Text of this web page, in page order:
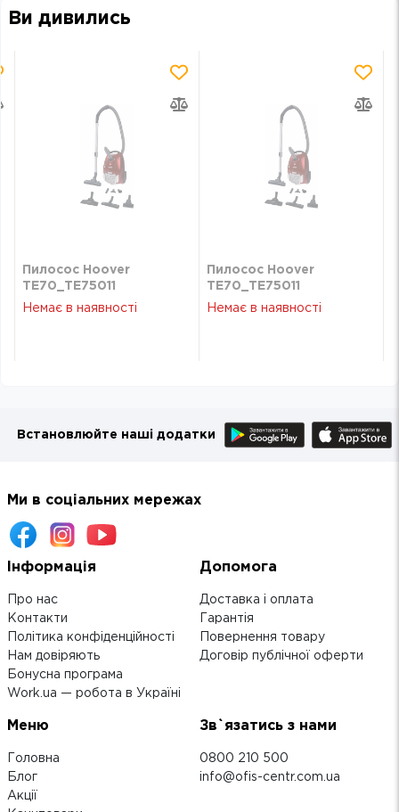
Ви дивились
Пилосос Hoover
TE70_TE75011
Немає в наявності
Пилосос Hoover
TE70_TE75011
Немає в наявності
Встановлюйте наші додатки
Ми в соціальних мережах
Інформація
Про нас
Контакти
Політика конфіденційності
Нам довіряють
Бонусна програма
Work.ua — робота в Україні
Допомога
Доставка і оплата
Гарантія
Повернення товару
Договір публічної оферти
Меню
Головна
Блог
Акції
Зв`язатись з нами
0800 210 500
info@ofis-centr.com.ua